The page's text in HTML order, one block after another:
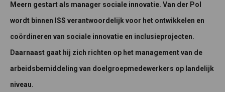
Meern gestart als manager sociale innovatie. Van der Pol
wordt binnen ISS verantwoordelijk voor het ontwikkelen en
coördineren van sociale innovatie en inclusieprojecten.
Daarnaast gaat hij zich richten op het management van de
arbeidsbemiddeling van doelgroepmedewerkers op landelijk
niveau.